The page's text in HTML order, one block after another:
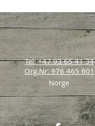
Tel: +47 93 65 41 34
Org.Nr: 976 465 601
Norge